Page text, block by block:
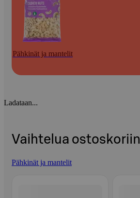
Pähkinät ja mantelit
Ladataan...
Vaihtelua ostoskoriin
Pähkinät ja mantelit